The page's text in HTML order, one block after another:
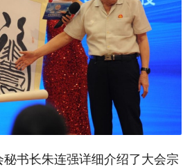
书长朱连强详细介绍了大会宗